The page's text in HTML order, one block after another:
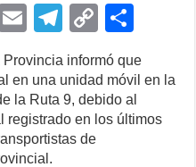
Pi
nt
E
m
ail
T
el
e
gr
a
C
o
p
y
Li
ar
e
informó que
en una unidad móvil en la
la Ruta 9, debido al
registrado en los últimos
de